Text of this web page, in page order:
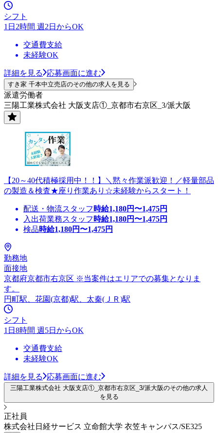
シフト
1日2時間 週2日からOK
交通費支給
未経験OK
詳細を見る 応募画面に進む
すき家 千本中立売店のその他の求人を見る
派遣労働者
三陽工業株式会社 大阪支店①_京都市右京区_3/派大阪
【20～40代積極採用中！！】＼黙々作業派歓迎！／軽量部品
の製造＆検査★座り作業あり☆未経験からスタート！
配送・物流スタッフ 時給1,180円〜1,475円
入出荷業務スタッフ 時給1,180円〜1,475円
検品時給1,180円〜1,475円
勤務地
面接地
京都府京都市右京区 ※当案件はエリアでの募集となりま
す。
円町駅、花園(京都)駅、太秦(ＪＲ)駅
シフト
1日8時間 週5日からOK
交通費支給
未経験OK
詳細を見る 応募画面に進む
三陽工業株式会社 大阪支店①_京都市右京区_3/派大阪のその他の求人
を見る
正社員
株式会社日経サービス 立命館大学 衣笠キャンパス/SE325